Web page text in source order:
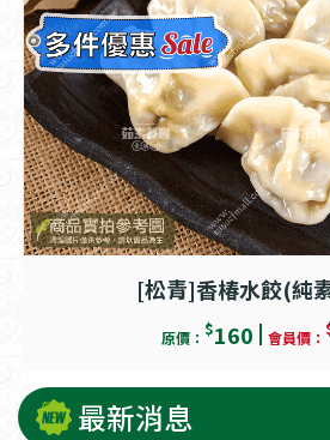
[松青]香椿水餃(純
原價： $160 會員價：
最新消息